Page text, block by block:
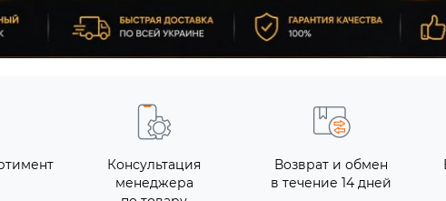
Консультация
менеджера
Возврат и обмен
в течение 14 дней